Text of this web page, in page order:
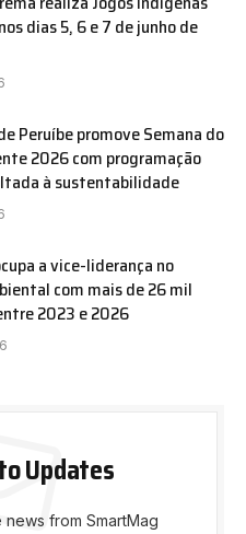
dias 5, 6 e 7 de junho de
Peruíbe promove Semana do
2026 com programação
à sustentabilidade
a vice-liderança no
com mais de 26 mil
2023 e 2026
Updates
from SmartMag